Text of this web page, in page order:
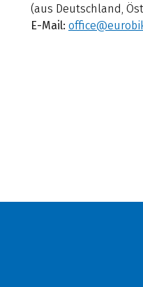
(aus Deutschland,
E-Mail: